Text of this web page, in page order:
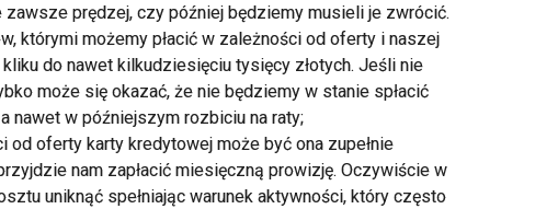
prędzej, czy później będziemy musieli je zwrócić.
którymi możemy płacić w zależności od oferty i naszej
do nawet kilkudziesięciu tysięcy złotych. Jeśli nie
może się okazać, że nie będziemy w stanie spłacić
nawet w późniejszym rozbiciu na raty;
od oferty karty kredytowej może być ona zupełnie
nam zapłacić miesięczną prowizję. Oczywiście w
uniknąć spełniając warunek aktywności, który często